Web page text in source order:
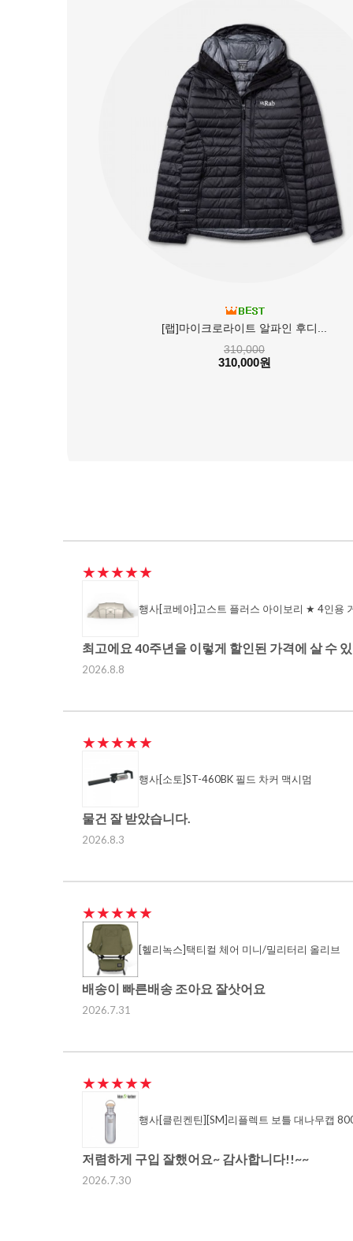
[랩]마이크로라이트 알파인 후디...
310,000
310,000원
★★★★★
최고에요 40주년을 이렇게 할인된 가격에 살 수
2026.8.8
★★★★★
행사[소토]ST-460BK 필드 차커 맥시멈
물건 잘 받았습니다.
2026.8.3
★★★★★
[헬리녹스]택티컬 체어 미니/밀리터리 올리브
배송이 빠른배송 조아요 잘삿어요
2026.7.31
★★★★★
행사[클린켄틴][SM]리플렉트 보틀 대나무캡
저렴하게 구입 잘했어요~ 감사합니다!!~~
2026.7.30